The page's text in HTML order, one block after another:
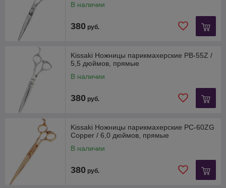
В наличии
380 руб.
Kissaki Ножницы парикмахерские PB-55Z /
5,5 дюймов, прямые
В наличии
380 руб.
Kissaki Ножницы парикмахерские PC-60ZG
Copper / 6,0 дюймов, прямые
В наличии
380 руб.